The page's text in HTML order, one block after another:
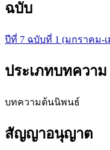
ฉบับ
ปีที่ 7 ฉบับที่ 1 (มกราคม-เ
ประเภทบทความ
บทความต้นนิพนธ์
สัญญาอนุญาต